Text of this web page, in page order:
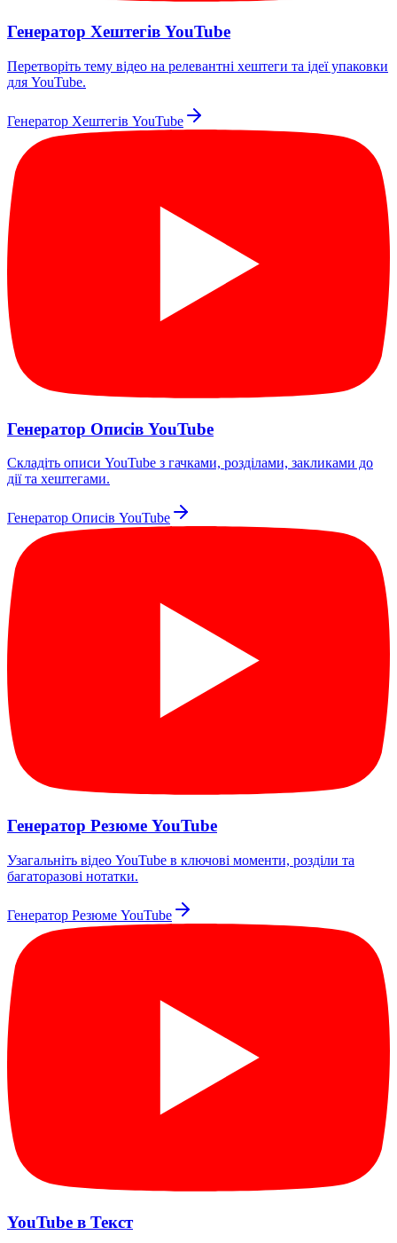
Генератор Хештегів YouTube
Перетворіть тему відео на релевантні хештеги та ідеї упаковки
для YouTube.
Генератор Хештегів YouTube
Генератор Описів YouTube
Складіть описи YouTube з гачками, розділами, закликами до
дії та хештегами.
Генератор Описів YouTube
Генератор Резюме YouTube
Узагальніть відео YouTube в ключові моменти, розділи та
багаторазові нотатки.
Генератор Резюме YouTube
YouTube в Текст